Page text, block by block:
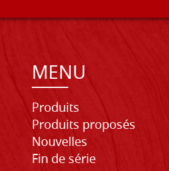
MENU
Produits
Produits proposés
Nouvelles
Fin de série